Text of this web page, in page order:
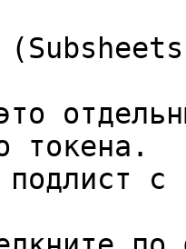
токена.